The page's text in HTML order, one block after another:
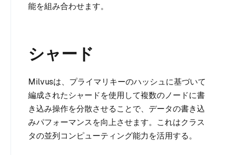
能を組み合わせます。
シャード
Milvusは、プライマリキーのハッシュに基づいて
編成されたシャードを使用して複数のノードに書
き込み操作を分散させることで、データの書き込
みパフォーマンスを向上させます。これはクラス
タの並列コンピューティング能力を活用する。